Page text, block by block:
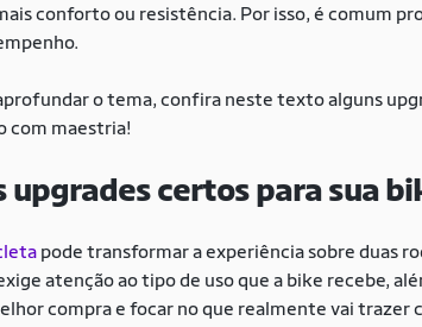
conforto ou resistência. Por isso, é comum
o tema, confira neste texto alguns
com maestria!
upgrades certos para sua
pode transformar a experiência sobre duas
atenção ao tipo de uso que a bike recebe,
compra e focar no que realmente vai trazer